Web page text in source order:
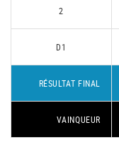
2
D1
RÉSULTAT FINAL
VAINQUEUR